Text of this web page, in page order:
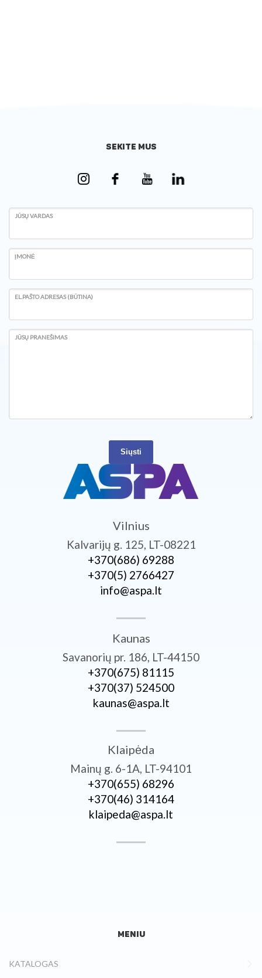
SEKITE MUS
JŪSŲ VARDAS
ĮMONĖ
EL.PAŠTO ADRESAS (BŪTINA)
JŪSŲ PRANEŠIMAS
Siųsti
Vilnius
Kalvarijų g. 125, LT-08221
+370­(686) 69288
+370­(5) 2766427
info@aspa.lt
Kaunas
Savanorių pr. 186, LT-44150
+370­(675) 81115
+370­(37) 524500
kaunas@aspa.lt
Klaipėda
Mainų g. 6-1A, LT-94101
+370­(655) 68296
+370­(46) 314164
klaipeda@aspa.lt
MENIU
KATALOGAS